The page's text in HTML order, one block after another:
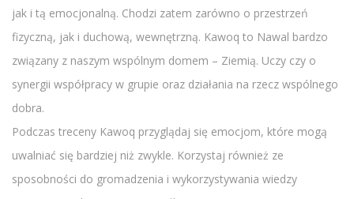
jak i tą emocjonalną. Chodzi zatem zarówno o przestrzeń
fizyczną, jak i duchową, wewnętrzną. Kawoq to Nawal bardzo
związany z naszym wspólnym domem – Ziemią. Uczy czy o
synergii współpracy w grupie oraz działania na rzecz wspólnego
dobra.
Podczas treceny Kawoq przyglądaj się emocjom, które mogą
uwalniać się bardziej niż zwykle. Korzystaj również ze
sposobności do gromadzenia i wykorzystywania wiedzy